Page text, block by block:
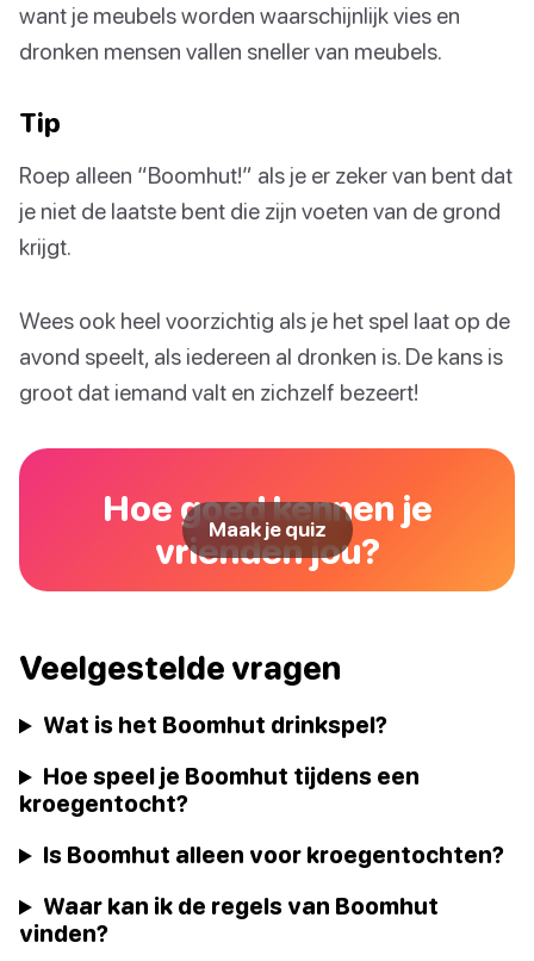
want je meubels worden waarschijnlijk vies en
dronken mensen vallen sneller van meubels.
Tip
Roep alleen “Boomhut!” als je er zeker van bent dat
je niet de laatste bent die zijn voeten van de grond
krijgt.
Wees ook heel voorzichtig als je het spel laat op de
avond speelt, als iedereen al dronken is. De kans is
groot dat iemand valt en zichzelf bezeert!
Hoe goed kennen je
vrienden jou?
Maak je quiz
Veelgestelde vragen
Wat is het Boomhut drinkspel?
Hoe speel je Boomhut tijdens een
kroegentocht?
Is Boomhut alleen voor kroegentochten?
Waar kan ik de regels van Boomhut
vinden?